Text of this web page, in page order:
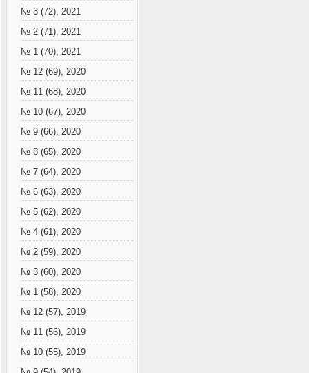
№ 3 (72), 2021
№ 2 (71), 2021
№ 1 (70), 2021
№ 12 (69), 2020
№ 11 (68), 2020
№ 10 (67), 2020
№ 9 (66), 2020
№ 8 (65), 2020
№ 7 (64), 2020
№ 6 (63), 2020
№ 5 (62), 2020
№ 4 (61), 2020
№ 2 (59), 2020
№ 3 (60), 2020
№ 1 (58), 2020
№ 12 (57), 2019
№ 11 (56), 2019
№ 10 (55), 2019